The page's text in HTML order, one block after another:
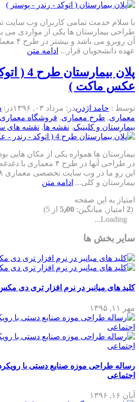
طراحی بیمارستان ها یکی از مواردی می
آن
عهده دانشجویان قرار... ادامه متن
پلان
عکس ماکت )
توسط : حامد اژدریدر: مرداد ۰۳, ۱۳۹۶ در:
معماری, طرح معماری, فروشگاه معماری
بیمارستان و کلینیک, نقشه ها, نقشه های
بیمارستان ها همواره یکی از مکان هایی
در طراحی آنها در طرح ۴
بیمارستان و کلی... ادامه متن
امتیاز به این صفحه
(
2 امتیاز, میانگین: 5٫00 از 5)
Loading...
سایر بخش ها
کلید های میانبر در نرم افزار تری دی
مهر ۱۱, ۱۳۹۵
رساله طراحی موزه صنایع دستی با
اجتماعی
آبان ۱۶, ۱۳۹۶